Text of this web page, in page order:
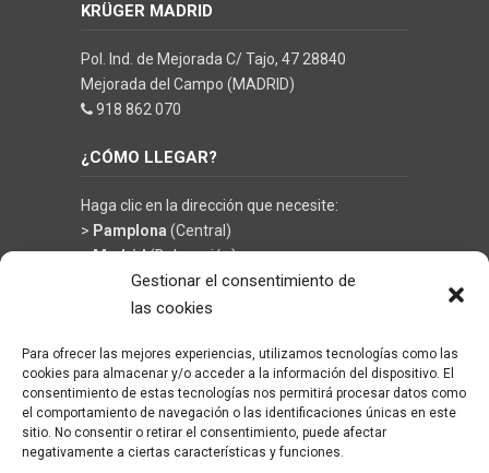
Gestionar el consentimiento de
las cookies
Para ofrecer las mejores experiencias, utilizamos tecnologías como las
cookies para almacenar y/o acceder a la información del dispositivo. El
consentimiento de estas tecnologías nos permitirá procesar datos como
el comportamiento de navegación o las identificaciones únicas en este
sitio. No consentir o retirar el consentimiento, puede afectar
negativamente a ciertas características y funciones.
KRÜGER MADRID
Pol. Ind. de Mejorada C/ Tajo, 47 28840
Mejorada del Campo (MADRID)
918 862 070
¿CÓMO LLEGAR?
Haga clic en la dirección que necesite:
> Pamplona (Central)
>Madrid(Delegación)
© KRÜGER TECHNOLOGY S.L.- Soluciones en
limpieza y climatización